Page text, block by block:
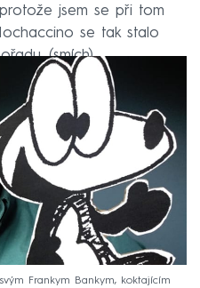
jsem se při tom
se tak stalo
(smích)
Frankym Bankym, koktajícím